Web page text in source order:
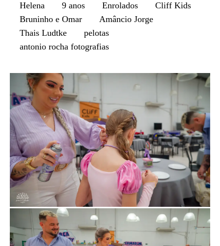
Helena
9 anos Enrolados
Cliff Kids
Bruninho e Omar
Amâncio Jorge
Thais Ludtke
pelotas
antonio rocha fotografias